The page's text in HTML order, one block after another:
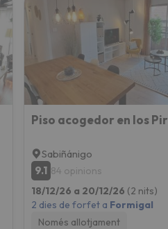
Piso acogedor en los
Sabiñánigo
9.1 84 opinions
18/12/26 a 20/12/26 (2 nits)
2 dies de forfet a Formigal
Només allotjament